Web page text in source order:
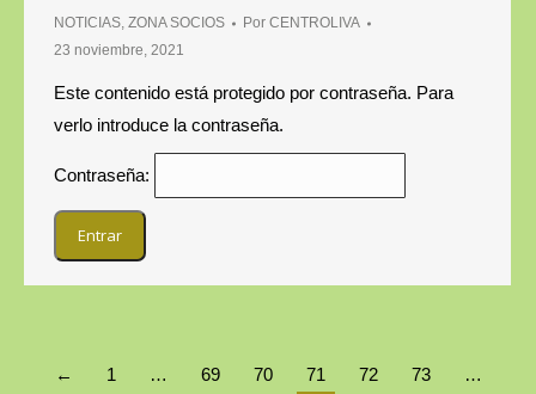
NOTICIAS, ZONA SOCIOS Por CENTROLIVA
23 noviembre, 2021
Este contenido está protegido por contraseña. Para
verlo introduce la contraseña.
Contraseña:
← 1 … 69 70 71 72 73 …